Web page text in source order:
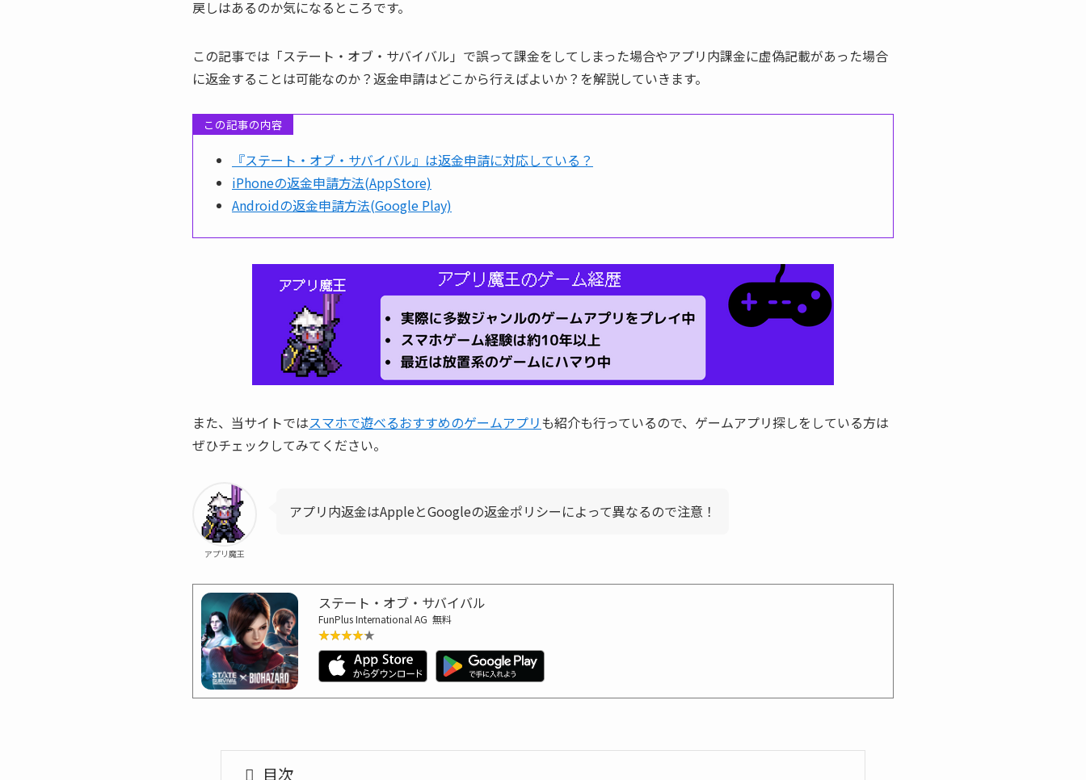
戻しはあるのか気になるところです。
この記事では「ステート・オブ・サバイバル」で誤って課金をしてしまった場合やアプリ内課金に虚偽記載があった場合
に返金することは可能なのか？返金申請はどこから行えばよいか？を解説していきます。
この記事の内容
『ステート・オブ・サバイバル』は返金申請に対応している？
iPhoneの返金申請方法(AppStore)
Androidの返金申請方法(Google Play)
また、当サイトではスマホで遊べるおすすめのゲームアプリも紹介も行っているので、ゲームアプリ探しをしている方は
ぜひチェックしてみてください。
アプリ魔王
アプリ内返金はAppleとGoogleの返金ポリシーによって異なるので注意！
ステート・オブ・サバイバル
FunPlus International AG 無料
★★★★★
★★★★★
目次